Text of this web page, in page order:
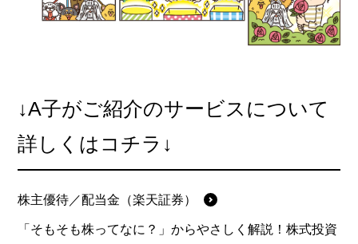
↓A子がご紹介のサービスについて
詳しくはコチラ↓
株主優待／配当金（楽天証券）
「そもそも株ってなに？」からやさしく解説！株式投資